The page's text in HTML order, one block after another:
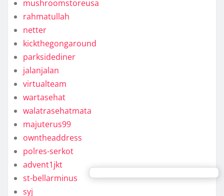
mushroomstoreusa
rahmatullah
netter
kickthegongaround
parksidediner
jalanjalan
virtualteam
wartasehat
walatrasehatmata
majuterus99
owntheaddress
polres-serkot
advent1jkt
st-bellarminus
syj